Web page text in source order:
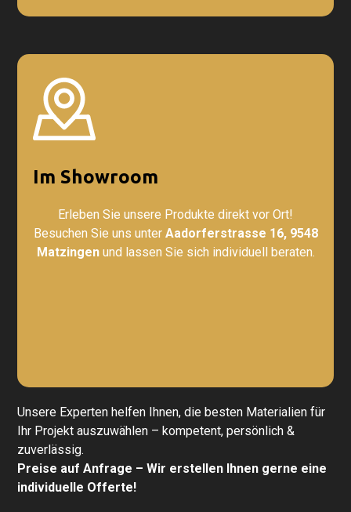
Im Showroom
Erleben Sie unsere Produkte direkt vor Ort!
Besuchen Sie uns unter Aadorferstrasse 16, 9548
Matzingenund lassen Sie sich individuell beraten.
Unsere Experten helfen Ihnen, die besten Materialien für
Ihr Projekt auszuwählen – kompetent, persönlich &
zuverlässig.
Preise auf Anfrage – Wir erstellen Ihnen gerne eine
individuelle Offerte!